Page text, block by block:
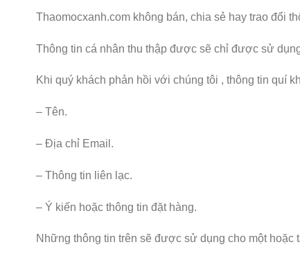
Thaomocxanh.com không bán, chia sẻ hay trao đổi
Thông tin cá nhân thu thập được sẽ chỉ được sử
Khi quý khách phản hồi với chúng tôi , thông tin quí
– Tên.
– Địa chỉ Email.
– Thông tin liên lạc.
– Ý kiến hoặc thông tin đặt hàng.
Những thông tin trên sẽ được sử dụng cho một hoặc